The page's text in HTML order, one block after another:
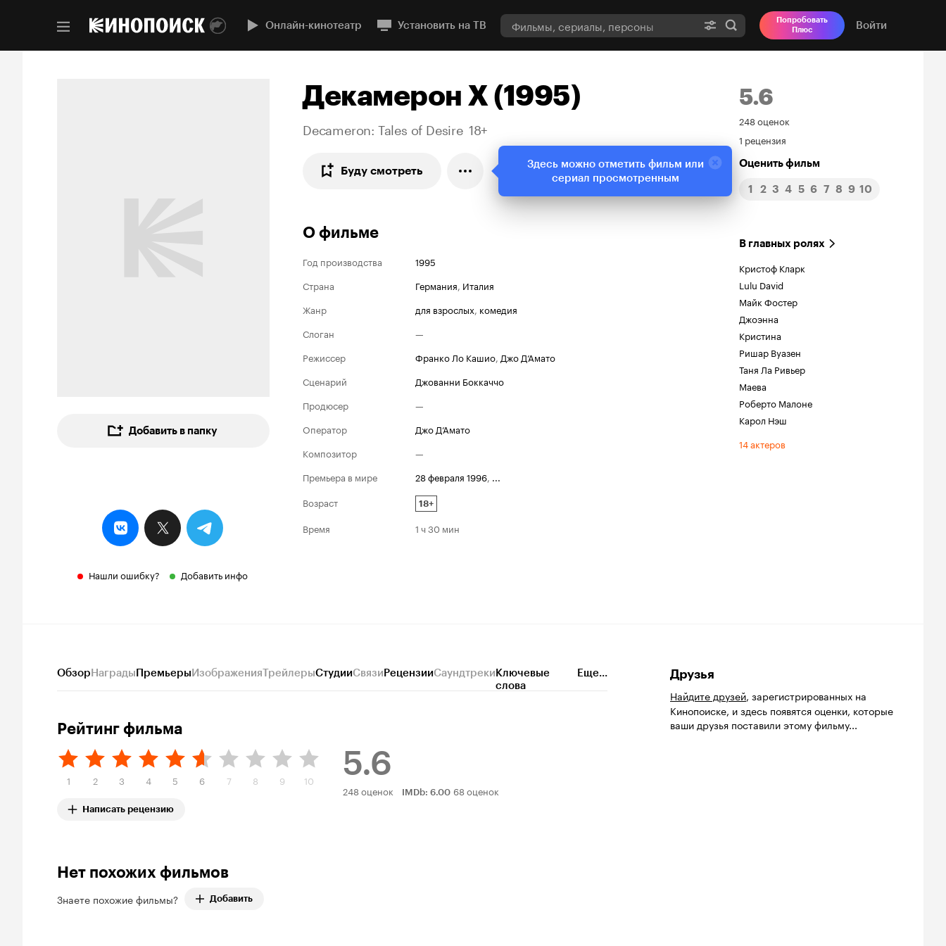
Онлайн-кинотеатр Установить на ТВ
Попробовать
Плюс
Войти
Добавить в папку
Нашли ошибку? Добавить инфо
Декамерон Х (1995)
Decameron: Tales of Desire 18+
Буду смотреть
5.6
Рейтинг
Кинопоиска
5.6
248 оценок
1 рецензия
Оценить фильм
1 2 3 4 5 6 7 8 9 10
О фильме
Год производства
1995
Страна
Германия, Италия
Жанр
для взрослых, комедия
Слоган
—
Режиссер
Франко Ло Кашио, Джо Д’Амато
Сценарий
Джованни Боккаччо
Продюсер
—
Оператор
Джо Д’Амато
Композитор
—
Премьера в мире
28 февраля 1996, ...
Возраст
18+
Время 1 ч 30 мин
В главных ролях
Кристоф Кларк
Lulu David
Майк Фостер
Джоэнна
Кристина
Ришар Вуазен
Таня Ла Ривьер
Маева
Роберто Малоне
Карол Нэш
14 актеров
ОбзорНаградыПремьерыИзображенияТрейлерыСтудииСвязиРецензииСаундтрекиКлючевые
слова
Еще...
Рейтинг фильма
1 2 3 4 5 6 7 8 9 10
Написать рецензию
5.6
Рейтинг
248 оценок IMDb: 6.00 68 оценок
Нет похожих фильмов
Знаете похожие фильмы? Добавить
Друзья
Найдите друзей, зарегистрированных на
Кинопоиске, и здесь появятся оценки, которые
ваши друзья поставили этому фильму...
Здесь можно отметить фильм или
сериал просмотренным